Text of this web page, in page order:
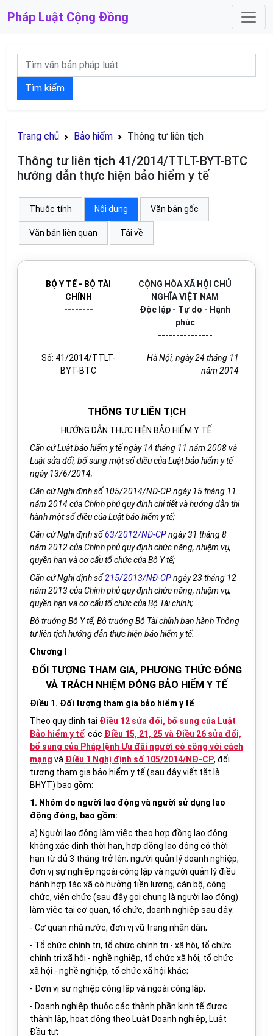
Pháp Luật Cộng Đồng
Tìm kiếm
Trang chủ Bảo hiểm Thông tư liên tịch
Thông tư liên tịch 41/2014/TTLT-BYT-BTC
hướng dẫn thực hiện bảo hiểm y tế
Thuộc tính Nội dung Văn bản gốc
Văn bản liên quan Tải về
BỘ Y TẾ - BỘ TÀI
CHÍNH
--------
CỘNG HÒA XÃ HỘI CHỦ
NGHĨA VIỆT NAM
Độc lập - Tự do - Hạnh
phúc
---------------
Số: 41/2014/TTLT-
BYT-BTC
Hà Nội, ngày 24 tháng 11
năm 2014
THÔNG TƯ LIÊN TỊCH
HƯỚNG DẪN THỰC HIỆN BẢO HIỂM Y TẾ
Căn cứ Luật bảo hiểm y tế ngày 14tháng 11 năm 2008 và
Luật sửa đổi, bổ sung một số điều của Luật bảo hiểm y tế
ngày 13/6/2014;
Căn cứ Nghị định số 105/2014/NĐ-CP ngày 15 tháng 11
năm 2014 của Chính phủ quy định chi tiết và hướng dẫn thi
hành một số điều của Luật bảo hiểm y tế;
Căn cứ Nghị định số63/2012/NĐ-CPngày 31 tháng8
năm 2012 của Chính phủquy định chức năng, nhiệm vụ,
quyền hạn và cơ cấu tổ chức của Bộ Y tế;
Căn cứ Nghị định số215/2013/NĐ-CPngày 23 tháng 12
năm 2013 của Chính phủ quy định chức năng, nhiệm vụ,
quyền hạn và cơ cấu tổ chức của Bộ Tài chính;
Bộ trưởng Bộ Y tế, Bộ trưởng Bộ Tài chính ban hành Thông
tư liên tịch hướng dẫn thực hiện bảo hiểm y tế.
Chương I
ĐỐI TƯỢNG THAM GIA, PHƯƠNG THỨC ĐÓNG
VÀ TRÁCH NHIỆM ĐÓNG BẢO HIỂM Y TẾ
Điều 1. Đối tượng tham gia bảo hiểm y tế
Theo quy định tại Điều 12 sửa đổi, bổ sung của Luật
Bảo hiểm y tế; các Điều 15, 21, 25 và Điều 26 sửa đổi,
bổ sung của Pháp lệnh Ưu đãi người có công với cách
mạng và Điều 1 Nghị định số 105/2014/NĐ-CP, đối
tượng tham gia bảo hiểm y tế (sau đây viết tắt là
BHYT) bao gồm:
1. Nhóm do người lao động và người sử dụng lao
động đóng, bao gồm:
a) Người lao động làm việc theo hợp đồng lao động
không xác định thời hạn, hợp đồng lao động có thời
hạn từ đủ 3 tháng trở lên; người quản lý doanh nghiệp,
đơn vị sự nghiệp ngoài công lập và người quản lý điều
hành hợp tác xã có hưởng tiền lương; cán bộ, công
chức, viên chức (sau đây gọi chung là người lao động)
làm việc tại cơ quan, tổ chức, doanh nghiệp sau đây:
- Cơ quan nhà nước, đơn vị vũ trang nhân dân;
- Tổ chức chính trị, tổ chức chính trị - xã hội, tổ chức
chính trị xã hội - nghề nghiệp, tổ chức xã hội, tổ chức
xã hội - nghề nghiệp, tổ chức xã hội khác;
- Đơn vị sự nghiệp công lập và ngoài công lập;
- Doanh nghiệp thuộc các thành phần kinh tếđược
thành lập, hoạt động theo Luật Doanh nghiệp, Luật
Đầu tư;